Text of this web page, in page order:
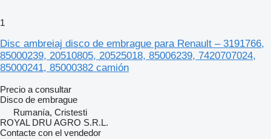
1
Disc ambreiaj disco de embrague para Renault – 3191766,
85000239, 20510805, 20525018, 85006239, 7420707024,
85000241, 85000382 camión
Precio a consultar
Disco de embrague
Rumanía, Cristesti
ROYAL DRU AGRO S.R.L.
Contacte con el vendedor